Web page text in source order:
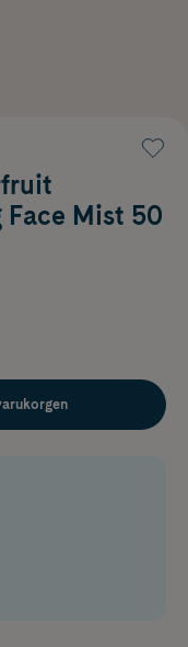
Mist 50